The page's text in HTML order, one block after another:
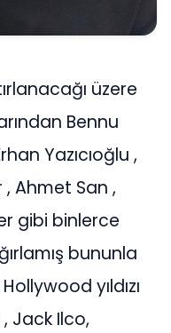
üzere
Bennu
Yazıcıoğlu ,
, Ahmet San ,
gibi binlerce
bununla
yıldızı
Jack Ilco,